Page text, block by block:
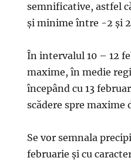
semnificative, astfel
și minime între -2 și
În intervalul 10 – 12
maxime, în medie
începând cu 13
scădere spre
Se vor semnala
februarie și cu